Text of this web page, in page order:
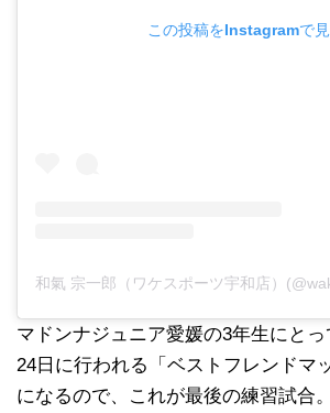
この投稿をInstagramで
マドンナジュニア愛媛の3年生にとっ
24日に行われる「ベストフレンドマ
になるので、これが最後の練習試合。